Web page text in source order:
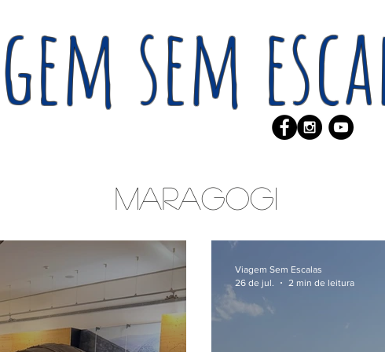
sem
Maragogi
Viagem Sem Escalas
26 de jul.
2 min de leitura